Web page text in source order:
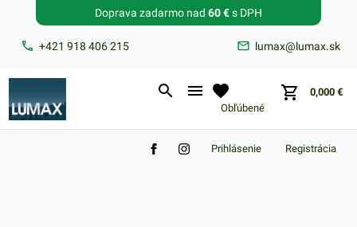
+421 918 406 215 lumax@lumax.sk
Doprava zadarmo nad 60 €s DPH
Obľúbené
0,000 €
Zabudnuté heslo?
Registrácia
Prihlásenie